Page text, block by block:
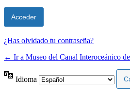
¿Has olvidado tu contraseña?
← Ir a Museo del Canal Interoceánico de
Idioma